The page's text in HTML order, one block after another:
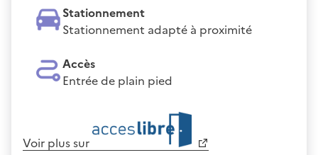
Stationnement
Stationnement adapté à proximité
Accès
Entrée de plain pied
Voir plus sur